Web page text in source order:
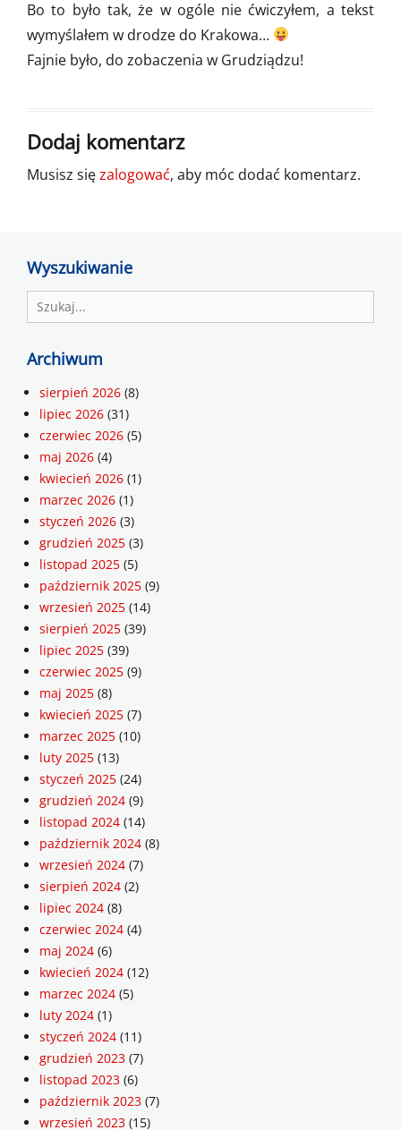
Bo to było tak, że w ogóle nie ćwiczyłem, a tekst
wymyślałem w drodze do Krakowa…
Fajnie było, do zobaczenia w Grudziądzu!
Dodaj komentarz
Musisz sięzalogować, aby móc dodać komentarz.
Wyszukiwanie
Search
for:
Archiwum
sierpień 2026 (8)
lipiec 2026 (31)
czerwiec 2026 (5)
maj 2026 (4)
kwiecień 2026 (1)
marzec 2026 (1)
styczeń 2026 (3)
grudzień 2025 (3)
listopad 2025 (5)
październik 2025 (9)
wrzesień 2025 (14)
sierpień 2025 (39)
lipiec 2025 (39)
czerwiec 2025 (9)
maj 2025 (8)
kwiecień 2025 (7)
marzec 2025 (10)
luty 2025 (13)
styczeń 2025 (24)
grudzień 2024 (9)
listopad 2024 (14)
październik 2024 (8)
wrzesień 2024 (7)
sierpień 2024 (2)
lipiec 2024 (8)
czerwiec 2024 (4)
maj 2024 (6)
kwiecień 2024 (12)
marzec 2024 (5)
luty 2024 (1)
styczeń 2024 (11)
grudzień 2023 (7)
listopad 2023 (6)
październik 2023 (7)
wrzesień 2023 (15)